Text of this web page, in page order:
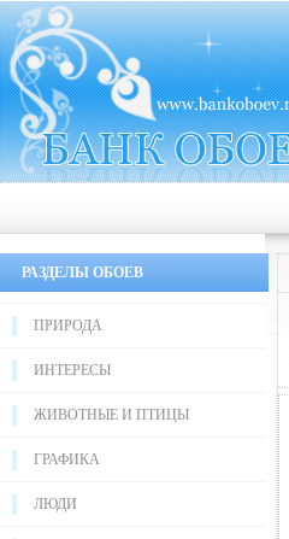
РАЗДЕЛЫ ОБОЕВ
ПРИРОДА
ИНТЕРЕСЫ
ЖИВОТНЫЕ И ПТИЦЫ
ГРАФИКА
ЛЮДИ